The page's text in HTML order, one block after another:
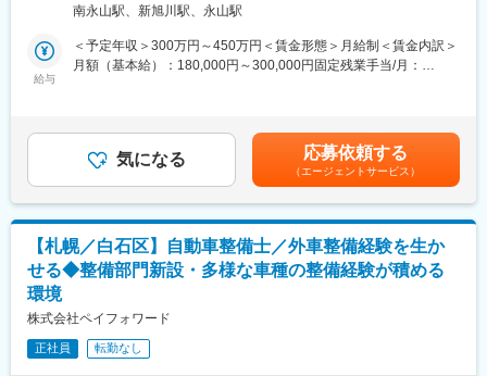
により、道内外の大規模なイベントにも対応しています。独自の
に対応可能です。
・商品の仕入 在庫管理
・店舗担当者への訪問、バイヤーさんへの提案
・お取引先に訪問して納品、スケジュールの打ち合わせ など
担当いただきます。日々のやりとりは電話が多く、月１回程度顔
を出します。
・午前中は取引先からご注文いただいた商品の手配/配送準備、仕
商品の案内、市外のお客様からの追加注文への対応などを行いま
す。
・競り場で仕分け作業をすることもありますが、納品で重いもの
・品目ごとに担当数字は持っているものの、まずはお客様に向き
南永山駅、新旭川駅、永山駅
給与
＜予定年収＞300万円～450万円＜賃金形態＞月給制＜賃金内訳＞
月額（基本給）：180,000円～300,000円固定残業手当/月：
与あり 年2回（5･12月）・モデル年収：営業未経験者 入社5年
目年収350万円賃金はあくまでも目安の金額であり、選考を通じ
て上下する可能性があります。月給(月額)は固定手当を含めた表記
です。
気になる 応募依頼する
（エージェントサービス）
【札幌／白石区】自動車整備士／外車整備経験を生か
せる◆整備部門新設・多様な車種の整備経験が積める
環境
株式会社ペイフォワード
正社員 転勤なし